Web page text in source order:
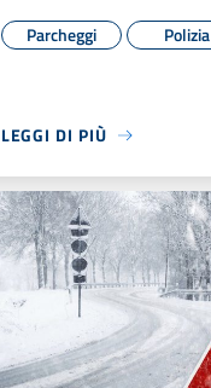
Parcheggi Polizia
LEGGI DI PIÙ